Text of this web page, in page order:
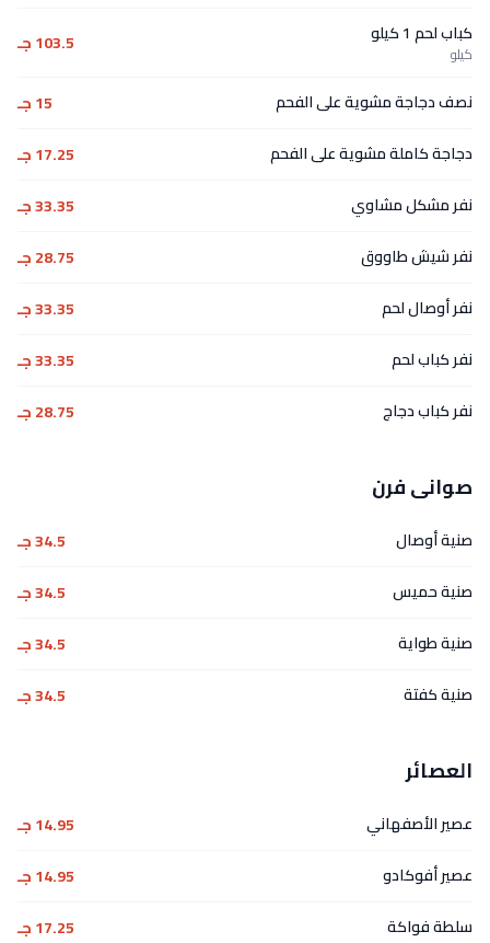
كباب لحم 1 كيلو
كيلو 103.5 جـ
نصف دجاجة مشوية على الفحم
15 جـ
دجاجة كاملة مشوية على الفحم
17.25 جـ
نفر مشكل مشاوي
33.35 جـ
نفر شيش طاووق
28.75 جـ
نفر أوصال لحم
33.35 جـ
نفر كباب لحم
33.35 جـ
نفر كباب دجاج
28.75 جـ
صوانى فرن
صنية أوصال
34.5 جـ
صنية حميس
34.5 جـ
صنية طواية
34.5 جـ
صنية كفتة
34.5 جـ
العصائر
عصير الأصفهاني
14.95 جـ
عصير أفوكادو
14.95 جـ
سلطة فواكة
17.25 جـ